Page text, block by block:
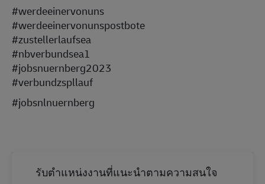
#werdeeinervonuns
#werdeeinervonunspostbote
#zustellerlaufsea
#nbverbundsea1
#jobsnuernberg2023
#verbundzspllauf
#jobsnlnuernberg
รับตำแหน่งงานที่แนะนำตามความสนใจ